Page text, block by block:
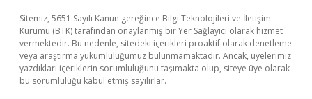
Sitemiz, 5651 Sayılı Kanun gereğince Bilgi Teknolojileri ve İletişim
Kurumu (BTK) tarafından onaylanmış bir Yer Sağlayıcı olarak hizmet
vermektedir. Bu nedenle, sitedeki içerikleri proaktif olarak denetleme
veya araştırma yükümlülüğümüz bulunmamaktadır. Ancak, üyelerimiz
yazdıkları içeriklerin sorumluluğunu taşımakta olup, siteye üye olarak
bu sorumluluğu kabul etmiş sayılırlar.